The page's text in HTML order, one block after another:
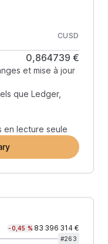
CUSD
0,864739 €
et mise à jour
que Ledger,
en lecture seule
-0,45 % 83 396 314 €
#263